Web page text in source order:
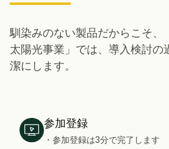
馴染みのない製品だからこそ、
太陽光事業」では、導入検討の
潔にします。
参加登録
・参加登録は3分で完了します